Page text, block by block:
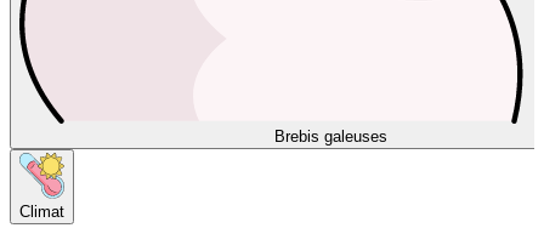
Brebis galeuses
Climat